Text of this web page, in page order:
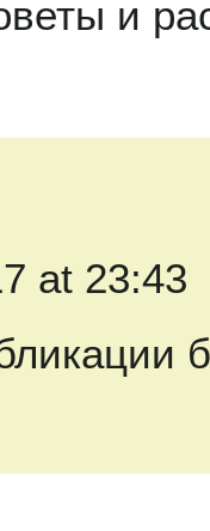
и
at 23:43